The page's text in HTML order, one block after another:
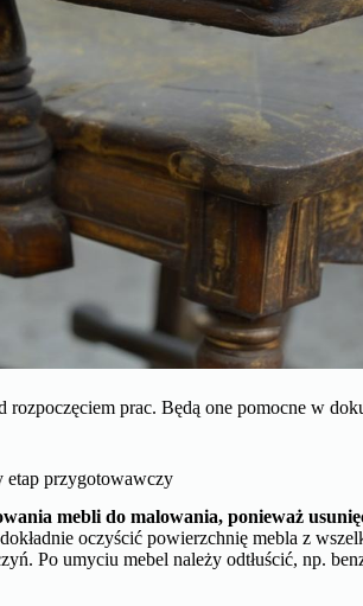
rozpoczęciem prac. Będą one pomocne w
etap przygotowawczy
mebli do malowania, ponieważ
oczyścić powierzchnię mebla z
Po umyciu mebel należy odtłuścić, np.